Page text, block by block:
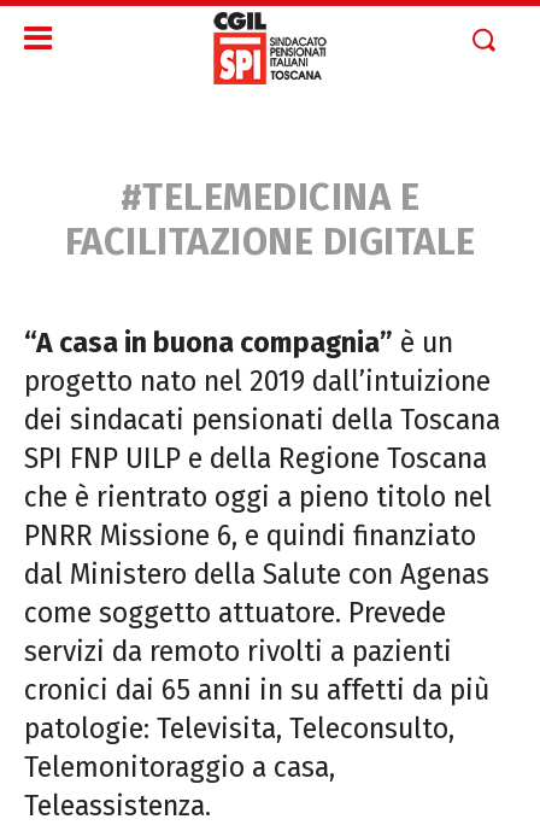
#TELEMEDICINA E
FACILITAZIONE DIGITALE
“A casa in buona compagnia” è un
progetto nato nel 2019 dall’intuizione
dei sindacati pensionati della Toscana
SPI FNP UILP e della Regione Toscana
che è rientrato oggi a pieno titolo nel
PNRR Missione 6, e quindi finanziato
dal Ministero della Salute con Agenas
come soggetto attuatore. Prevede
servizi da remoto rivolti a pazienti
cronici dai 65 anni in su affetti da più
patologie: Televisita, Teleconsulto,
Telemonitoraggio a casa,
Teleassistenza.